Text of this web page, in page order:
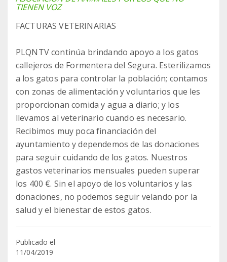
TIENEN VOZ
FACTURAS VETERINARIAS
PLQNTV continúa brindando apoyo a los gatos
callejeros de Formentera del Segura. Esterilizamos
a los gatos para controlar la población; contamos
con zonas de alimentación y voluntarios que les
proporcionan comida y agua a diario; y los
llevamos al veterinario cuando es necesario.
Recibimos muy poca financiación del
ayuntamiento y dependemos de las donaciones
para seguir cuidando de los gatos. Nuestros
gastos veterinarios mensuales pueden superar
los 400 €. Sin el apoyo de los voluntarios y las
donaciones, no podemos seguir velando por la
salud y el bienestar de estos gatos.
Publicado el
11/04/2019